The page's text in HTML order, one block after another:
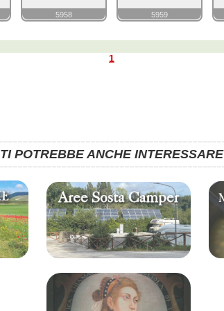
5958 5959
1
TI POTREBBE ANCHE INTERESSARE